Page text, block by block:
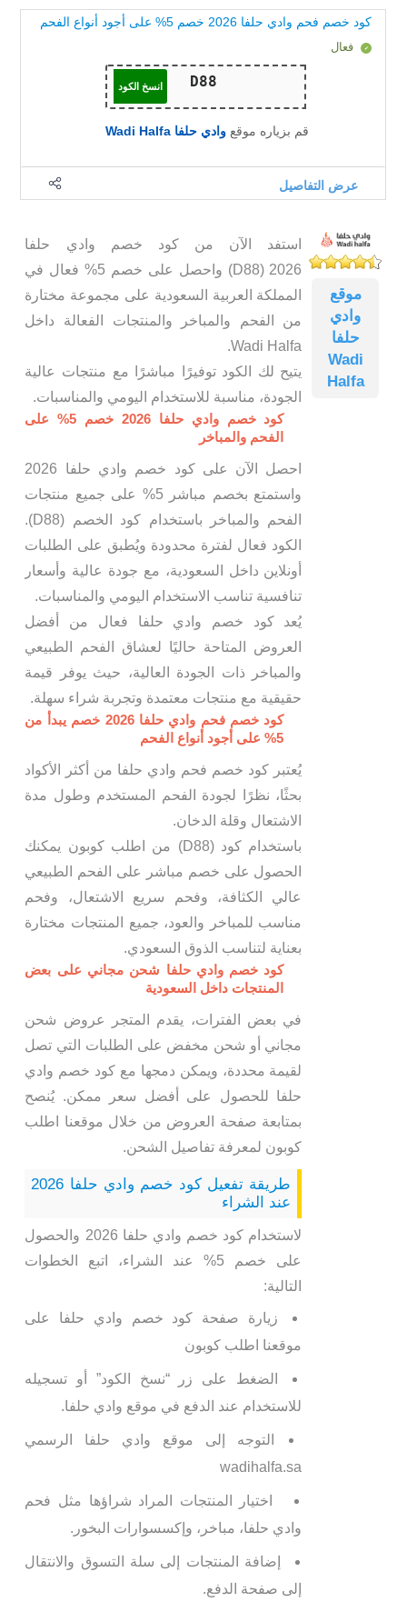
كود خصم فحم وادي حلفا 2026 خصم 5% على أجود أنواع الفحم
فعال
انسخ الكود
قم بزياره موقع وادي حلفا Wadi Halfa
عرض التفاصيل
موقع
وادي
حلفا
Wadi
Halfa
استفد الآن من كود خصم وادي حلفا
2026 (D88) واحصل على خصم 5% فعال في
المملكة العربية السعودية على مجموعة مختارة
من الفحم والمباخر والمنتجات الفعالة داخل
Wadi Halfa.
يتيح لك الكود توفيرًا مباشرًا مع منتجات عالية
الجودة، مناسبة للاستخدام اليومي والمناسبات.
كود خصم وادي حلفا 2026 خصم 5% على
الفحم والمباخر
احصل الآن على كود خصم وادي حلفا 2026
واستمتع بخصم مباشر 5% على جميع منتجات
الفحم والمباخر باستخدام كود الخصم (D88).
الكود فعال لفترة محدودة ويُطبق على الطلبات
أونلاين داخل السعودية، مع جودة عالية وأسعار
تنافسية تناسب الاستخدام اليومي والمناسبات.
يُعد كود خصم وادي حلفا فعال من أفضل
العروض المتاحة حاليًا لعشاق الفحم الطبيعي
والمباخر ذات الجودة العالية، حيث يوفر قيمة
حقيقية مع منتجات معتمدة وتجربة شراء سهلة.
كود خصم فحم وادي حلفا 2026 خصم يبدأ من
5% على أجود أنواع الفحم
يُعتبر كود خصم فحم وادي حلفا من أكثر الأكواد
بحثًا، نظرًا لجودة الفحم المستخدم وطول مدة
الاشتعال وقلة الدخان.
باستخدام كود (D88) من اطلب كوبون يمكنك
الحصول على خصم مباشر على الفحم الطبيعي
عالي الكثافة، وفحم سريع الاشتعال، وفحم
مناسب للمباخر والعود، جميع المنتجات مختارة
بعناية لتناسب الذوق السعودي.
كود خصم وادي حلفا شحن مجاني على بعض
المنتجات داخل السعودية
في بعض الفترات، يقدم المتجر عروض شحن
مجاني أو شحن مخفض على الطلبات التي تصل
لقيمة محددة، ويمكن دمجها مع كود خصم وادي
حلفا للحصول على أفضل سعر ممكن. يُنصح
بمتابعة صفحة العروض من خلال موقعنا اطلب
كوبون لمعرفة تفاصيل الشحن.
طريقة تفعيل كود خصم وادي حلفا 2026
عند الشراء
لاستخدام كود خصم وادي حلفا 2026 والحصول
على خصم 5% عند الشراء، اتبع الخطوات
التالية:
زيارة صفحة كود خصم وادي حلفا على
موقعنا اطلب كوبون
الضغط على زر “نسخ الكود” أو تسجيله
للاستخدام عند الدفع في موقع وادي حلفا.
التوجه إلى موقع وادي حلفا الرسمي
wadihalfa.sa
اختيار المنتجات المراد شراؤها مثل فحم
وادي حلفا، مباخر، وإكسسوارات البخور.
إضافة المنتجات إلى سلة التسوق والانتقال
إلى صفحة الدفع.